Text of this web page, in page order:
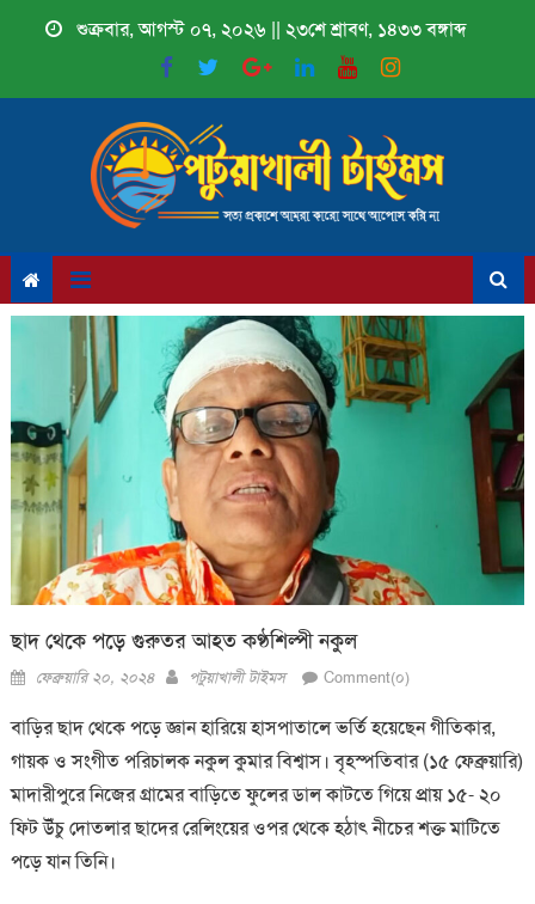
শুক্রবার, আগস্ট ০৭, ২০২৬ || ২৩শে শ্রাবণ, ১৪৩৩ বঙ্গাব্দ
ছাদ থেকে পড়ে গুরুতর আহত কণ্ঠশিল্পী নকুল
Posted
ফেব্রুয়ারি ২০, ২০২৪ Author
পটুয়াখালী টাইমস Comment(০)
বাড়ির ছাদ থেকে পড়ে জ্ঞান হারিয়ে হাসপাতালে ভর্তি হয়েছেন গীতিকার,
গায়ক ও সংগীত পরিচালক নকুল কুমার বিশ্বাস। বৃহস্পতিবার (১৫ ফেব্রুয়ারি)
মাদারীপুরে নিজের গ্রামের বাড়িতে ফুলের ডাল কাটতে গিয়ে প্রায় ১৫- ২০
ফিট উঁচু দোতলার ছাদের রেলিংয়ের ওপর থেকে হঠাৎ নীচের শক্ত মাটিতে
পড়ে যান তিনি।